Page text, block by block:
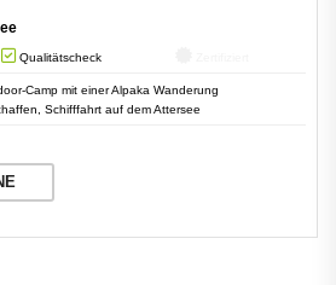
Qualitätscheck
Camp mit einer Alpaka Wanderung
Schifffahrt auf dem Attersee